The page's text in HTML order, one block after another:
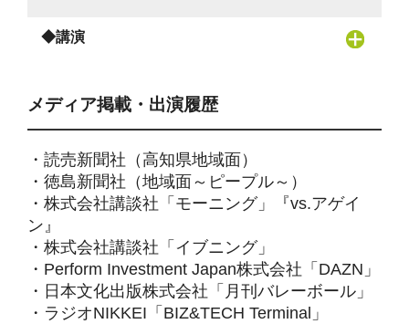
◆講演
メディア掲載・出演履歴
・読売新聞社（高知県地域面）
・徳島新聞社（地域面～ピープル～）
・株式会社講談社「モーニング」『vs.アゲイ
ン』
・株式会社講談社「イブニング」
・Perform Investment Japan株式会社「DAZN」
・日本文化出版株式会社「月刊バレーボール」
・ラジオNIKKEI「BIZ&TECH Terminal」